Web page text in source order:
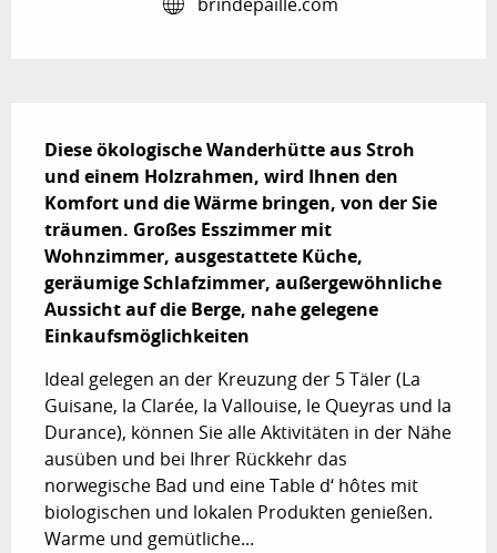
Diese ökologische Wanderhütte aus Stroh
und einem Holzrahmen, wird Ihnen den
Komfort und die Wärme bringen, von der Sie
träumen. Großes Esszimmer mit
Wohnzimmer, ausgestattete Küche,
geräumige Schlafzimmer, außergewöhnliche
Aussicht auf die Berge, nahe gelegene
Einkaufsmöglichkeiten
Ideal gelegen an der Kreuzung der 5 Täler (La
Guisane, la Clarée, la Vallouise, le Queyras und la
Durance), können Sie alle Aktivitäten in der Nähe
ausüben und bei Ihrer Rückkehr das
norwegische Bad und eine Table d‘ hôtes mit
biologischen und lokalen Produkten genießen.
Warme und gemütliche...